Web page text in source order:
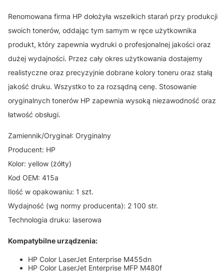
Renomowana firma HP dołożyła wszelkich starań przy produkcji
swoich tonerów, oddając tym samym w ręce użytkownika
produkt, który zapewnia wydruki o profesjonalnej jakości oraz
dużej wydajności. Przez cały okres użytkowania dostajemy
realistyczne oraz precyzyjnie dobrane kolory toneru oraz stałą
jakość druku. Wszystko to za rozsądną cenę. Stosowanie
oryginalnych tonerów HP zapewnia wysoką niezawodność oraz
łatwość obsługi.
Zamiennik/Oryginał: Oryginalny
Producent: HP
Kolor: yellow (żółty)
Kod OEM: 415a
Ilość w opakowaniu: 1 szt.
Wydajność (wg normy producenta): 2 100 str.
Technologia druku: laserowa
Kompatybilne urządzenia:
HP Color LaserJet Enterprise M455dn
HP Color LaserJet Enterprise MFP M480f